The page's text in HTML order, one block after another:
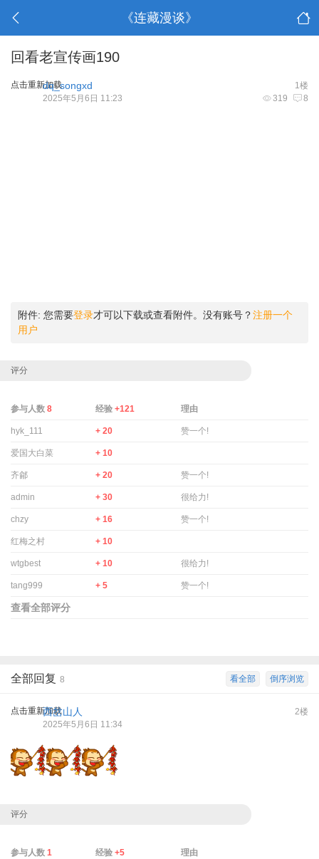
《连藏漫谈》
回看老宣传画190
点击重新加载 1楼
dq_songxd
319 8
2025年5月6日 11:23
附件: 您需要登录才可以下载或查看附件。没有账号？注册一个
用户
评分
参与人数 8 经验+121 理由
hyk_111 + 20 赞一个!
爱国大白菜 + 10
齐鄃 + 20 赞一个!
admin + 30 很给力!
chzy + 16 赞一个!
红梅之村 + 10
wtgbest + 10 很给力!
tang999 + 5 赞一个!
查看全部评分
倒序浏览
看全部
全部回复 8
点击重新加载 2楼
西岔山人
2025年5月6日 11:34
评分
参与人数 1 经验+5 理由